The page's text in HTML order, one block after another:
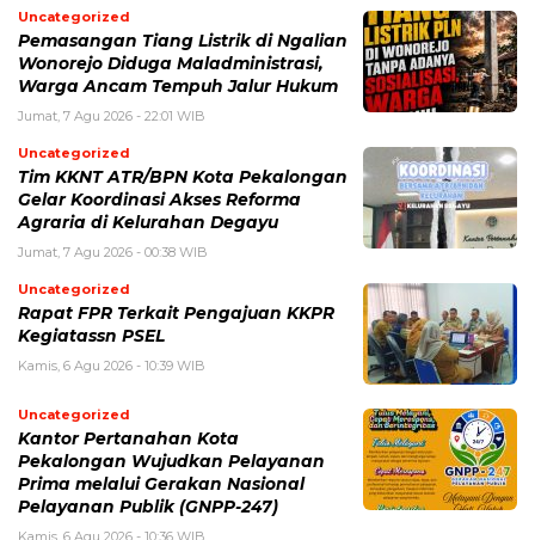
Uncategorized
Pemasangan Tiang Listrik di Ngalian
Wonorejo Diduga Maladministrasi,
Warga Ancam Tempuh Jalur Hukum
Jumat, 7 Agu 2026 - 22:01 WIB
Uncategorized
Tim KKNT ATR/BPN Kota Pekalongan
Gelar Koordinasi Akses Reforma
Agraria di Kelurahan Degayu
Jumat, 7 Agu 2026 - 00:38 WIB
Uncategorized
Rapat FPR Terkait Pengajuan KKPR
Kegiatassn PSEL
Kamis, 6 Agu 2026 - 10:39 WIB
Uncategorized
Kantor Pertanahan Kota
Pekalongan Wujudkan Pelayanan
Prima melalui Gerakan Nasional
Pelayanan Publik (GNPP-247)